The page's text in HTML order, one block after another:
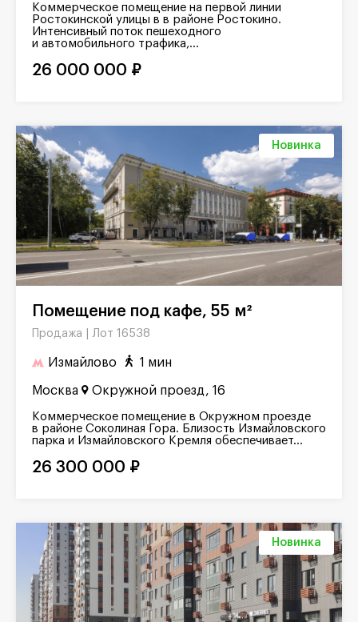
Коммерческое помещение на первой линии
Ростокинской улицы в в районе Ростокино.
Интенсивный поток пешеходного
и автомобильного трафика,...
26 000 000 ₽
Новинка
Помещение под кафе, 55 м²
Продажа | Лот 16538
Измайлово 1 мин
Москва Окружной проезд, 16
Коммерческое помещение в Окружном проезде
в районе Соколиная Гора. Близость Измайловского
парка и Измайловского Кремля обеспечивает...
26 300 000 ₽
Новинка